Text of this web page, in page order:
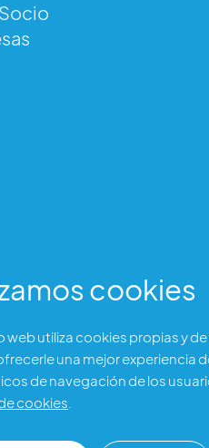
7, 3 izq.
Madrid (España)
cookies
web utiliza cookies propias y
una mejor experiencia
de navegación de los
cookies